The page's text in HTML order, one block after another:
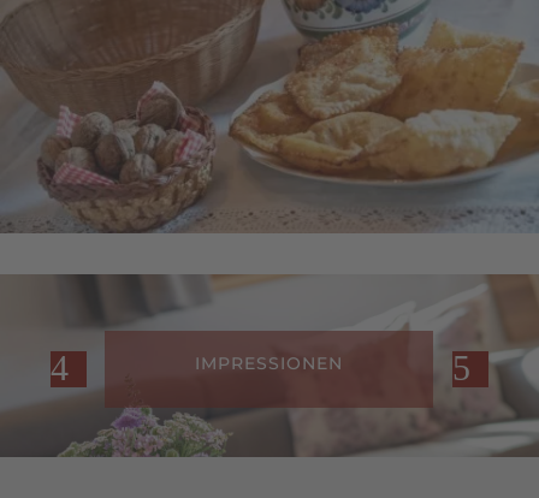
IMPRESSIONEN